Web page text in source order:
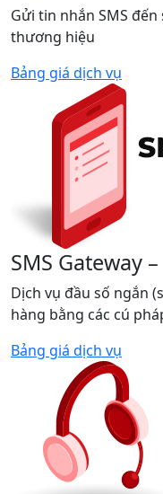
Gửi tin nhắn SMS
thương hiệu
Bảng giá dịch vụ
SMS Gateway
Dịch vụ đầu số ngắn
hàng bằng các cú
Bảng giá dịch vụ